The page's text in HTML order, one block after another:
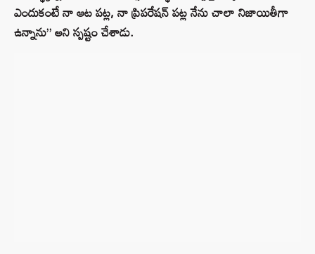
ఎందుకంటే నా ఆట పట్ల, నా ప్రిపరేషన్ పట్ల నేను చాలా నిజాయితీగా
ఉన్నాను” అని స్పష్టం చేశాడు.